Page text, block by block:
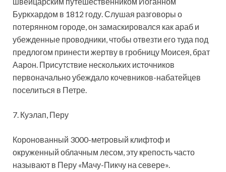
Буркхардом в 1812 году. Слушая разговоры о
потерянном городе, он замаскировался как араб и
убежденные проводники, чтобы отвезти его туда под
предлогом принести жертву в гробницу Моисея, брат
Аарон. Присутствие нескольких источников
первоначально убеждало кочевников-набатейцев
поселиться в Петре.
7. Куэлап, Перу
Коронованный 3000-метровый клифтоф и
окруженный облачным лесом, эту крепость часто
называют в Перу «Мачу-Пикчу на севере».